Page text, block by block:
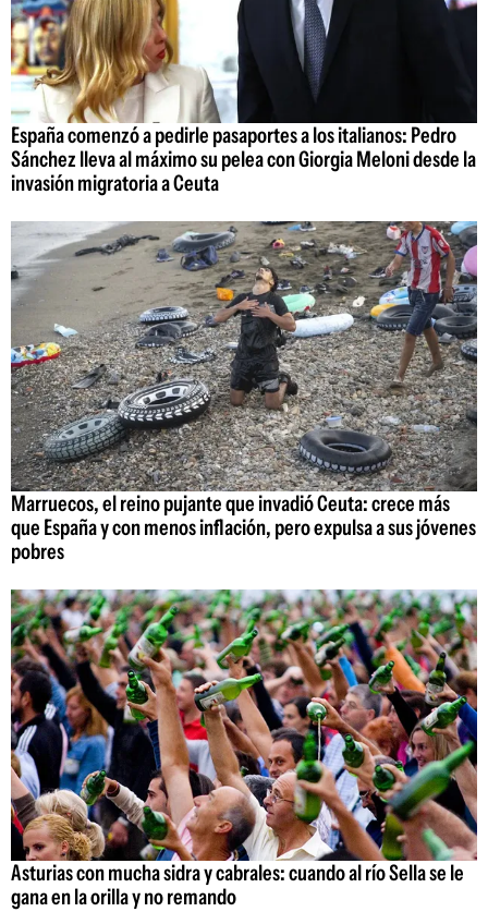
España comenzó a pedirle pasaportes a los italianos: Pedro
Sánchez lleva al máximo su pelea con Giorgia Meloni desde la
invasión migratoria a Ceuta
Marruecos, el reino pujante que invadió Ceuta: crece más
que España y con menos inflación, pero expulsa a sus jóvenes
pobres
Asturias con mucha sidra y cabrales: cuando al río Sella se le
gana en la orilla y no remando